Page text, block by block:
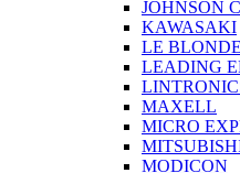
JOHNSON
KAWASAKI
LE BLONDE
LEADING
MAXELL
MICRO
MODICON